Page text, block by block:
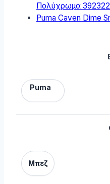
Πολύχρωμα
Puma Caven Dime
Puma
Μπεζ